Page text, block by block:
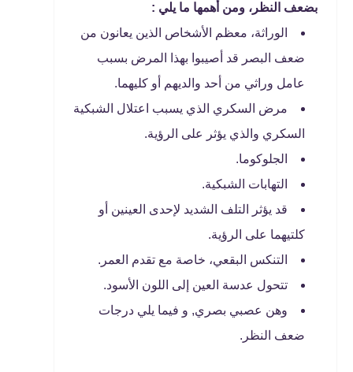
بضعف النظر، ومن أهمها ما يلي :
الوراثة، معظم الأشخاص الذين يعانون من
ضعف البصر قد أصيبوا بهذا المرض بسبب
عامل وراثي من أحد والديهم أو كليهما.
مرض السكري الذي يسبب اعتلال الشبكية
السكري والذي يؤثر على الرؤية.
الجلوكوما.
التهابات الشبكية.
قد يؤثر التلف الشديد لإحدى العينين أو
كلتيهما على الرؤية.
التنكس البقعي، خاصة مع تقدم العمر.
تتحول عدسة العين إلى اللون الأسود.
وهن عصبي بصري, و فيما يلي درجات
ضعف النظر.